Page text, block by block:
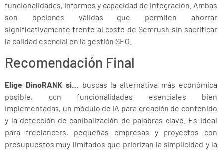
funcionalidades, informes y capacidad de integración. Ambas
son opciones válidas que permiten ahorrar
significativamente frente al coste de Semrush sin sacrificar
la calidad esencial en la gestión SEO.
Recomendación Final
Elige DinoRANK si…
buscas la alternativa más económica
posible, con funcionalidades esenciales bien
implementadas, un módulo de IA para creación de contenido
y la detección de canibalización de palabras clave. Es ideal
para freelancers, pequeñas empresas y proyectos con
presupuestos muy limitados que priorizan la simplicidad y la